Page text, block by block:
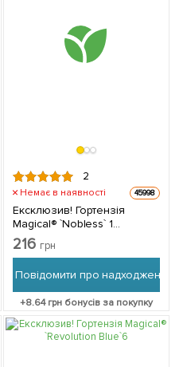
2
Немає в наявності 45998
Ексклюзив! Гортензія
Magical® `Nobless` 1
саджанець в упаковці
216 грн
Повідомити про надходження
+8.64грн бонусів за покупку